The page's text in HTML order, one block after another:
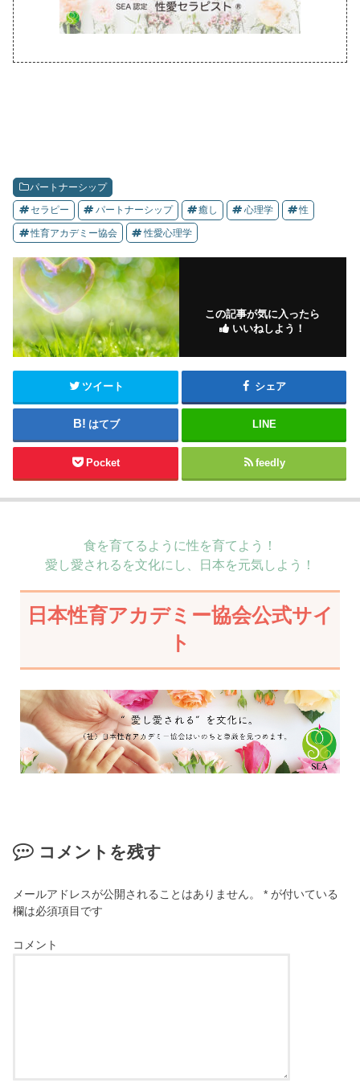
パートナーシップ
セラピー パートナーシップ 癒し 心理学 性
性育アカデミー協会 性愛心理学
この記事が気に入ったら
いいねしよう！
ツイート シェア
はてブ LINE
Pocket feedly
食を育てるように性を育てよう！
愛し愛されるを文化にし、日本を元気しよう！
日本性育アカデミー協会公式サイ
ト
コメントを残す
メールアドレスが公開されることはありません。 * が付いている
欄は必須項目です
コメント